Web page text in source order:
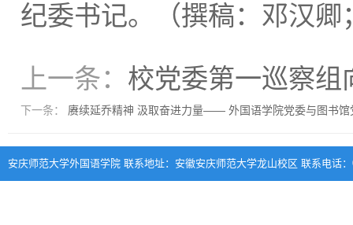
纪委书记。（撰稿：邓汉
上一条： 校党委第一巡察
下一条： 赓续延乔精神 汲取奋进力量—— 外国语学院党委与图书馆
安庆师范大学外国语学院 联系地址：安徽安庆师范大学龙山校区 联系电话